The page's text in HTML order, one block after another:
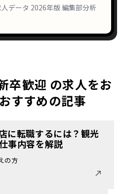
データ 2026年版 編集部分析
卒歓迎 の求人をお
すすめの記事
に転職するには？観光
事内容を解説
の方